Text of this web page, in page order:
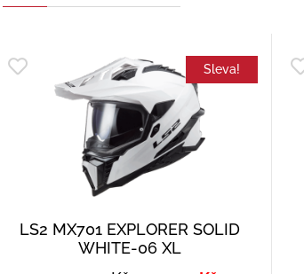
Sleva!
LS2 MX701 EXPLORER SOLID
WHITE-06 XL